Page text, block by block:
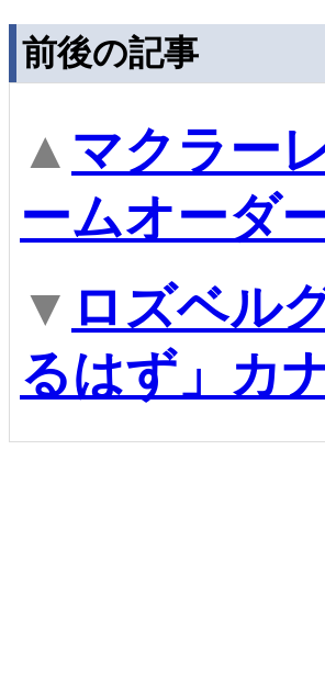
前後の記事
▲ マクラー
ームオーダ
▼ ロズベル
るはず」カ